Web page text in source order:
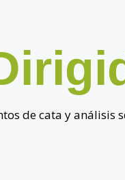
de cata y análisis